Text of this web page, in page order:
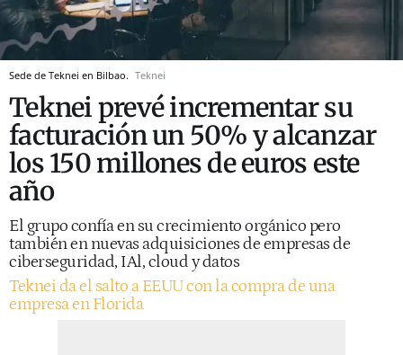
Sede de Teknei en Bilbao. Teknei
Teknei prevé incrementar su
facturación un 50% y alcanzar
los 150 millones de euros este
año
El grupo confía en su crecimiento orgánico pero
también en nuevas adquisiciones de empresas de
ciberseguridad, IAl, cloud y datos
Teknei da el salto a EEUU con la compra de una
empresa en Florida